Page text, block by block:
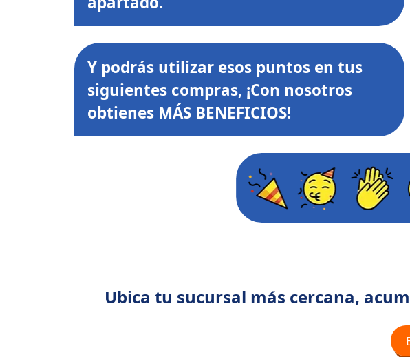
Y podrás utilizar esos puntos en tus
siguientes compras, ¡Con nosotros
obtienes MÁS BENEFICIOS!
Ubica tu sucursal más cercana,